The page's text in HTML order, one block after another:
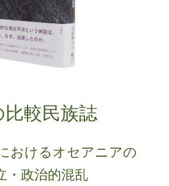
比較民族誌
おけるオセアニアの
・政治的混乱